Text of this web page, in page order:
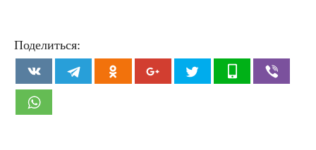
Поделиться: